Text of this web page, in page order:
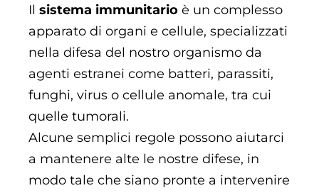
Il sistema immunitario è un complesso
apparato di organi e cellule, specializzati
nella difesa del nostro organismo da
agenti estranei come batteri, parassiti,
funghi, virus o cellule anomale, tra cui
quelle tumorali.
Alcune semplici regole possono aiutarci
a mantenere alte le nostre difese, in
modo tale che siano pronte a intervenire